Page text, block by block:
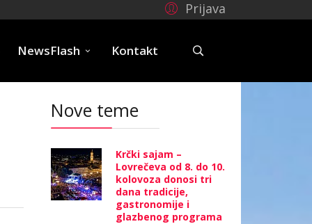
Prijava
NewsFlash Kontakt
Nove teme
Krčki sajam –
Lovrečeva od 8. do 10.
kolovoza donosi tri
dana tradicije,
gastronomije i
glazbenog programa